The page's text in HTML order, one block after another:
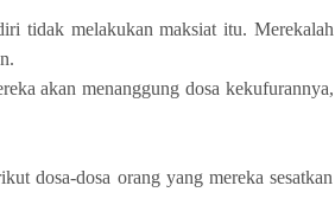
tidak melakukan maksiat itu. Merekalah
akan menanggung dosa kekufurannya,
dosa-dosa orang yang mereka sesatkan